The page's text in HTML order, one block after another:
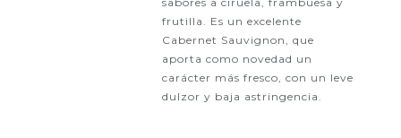
frutilla. Es un excelente
Cabernet Sauvignon, que
aporta como novedad un
carácter más fresco, con un leve
dulzor y baja astringencia.